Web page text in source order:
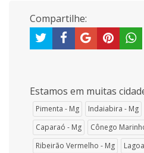
Compartilhe:
Estamos em muitas
Pimenta - Mg Indaiabira - Mg
Caparaó - Mg
Cônego
Ribeirão Vermelho - Mg